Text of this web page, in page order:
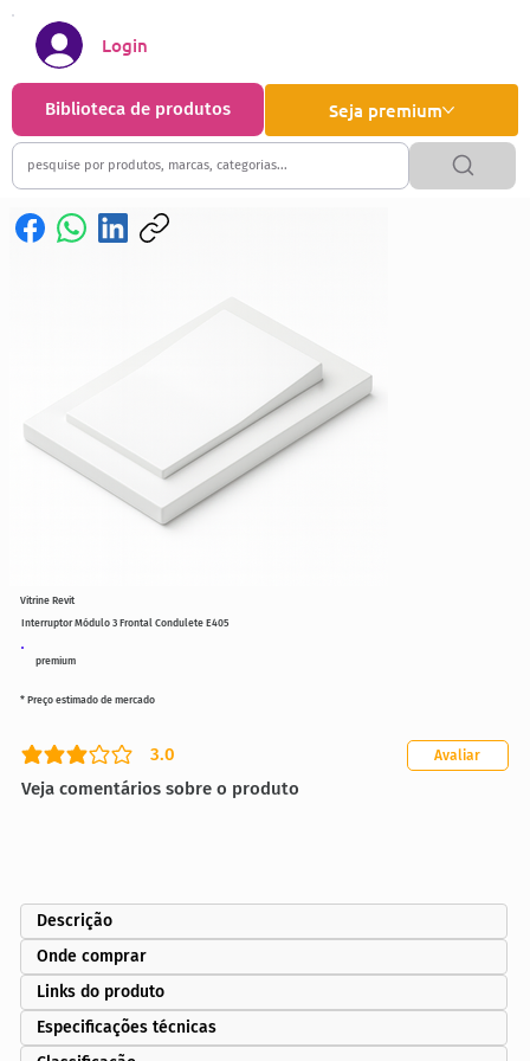
Seja premium
Biblioteca de produtos
Login
premium
Interruptor Módulo 3 Frontal Condulete E405
3.0
classificação média é 3 de 5
Veja comentários sobre o produto
Avaliar
* Preço estimado de mercado
Vitrine Revit
Descrição
Onde comprar
Links do produto
Especificações técnicas